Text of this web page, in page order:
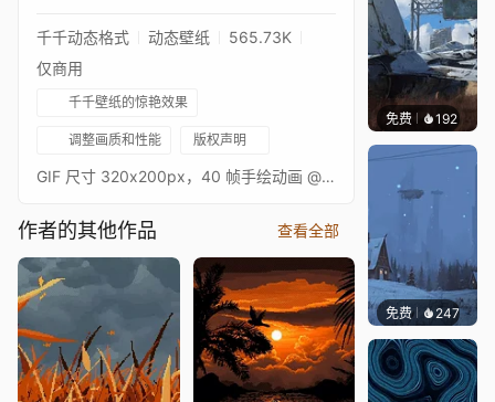
千千动态格式 动态壁纸
565.73K
仅商用
千千壁纸的惊艳效果
调整画质和性能 版权声明
GIF 尺寸 320x200px，40 帧手绘动画 @anasabdin
作者的其他作品 查看全部
免费 192
免费 247